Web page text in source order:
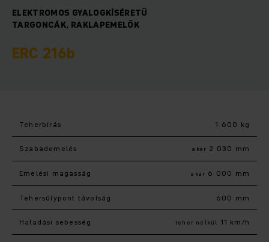
ELEKTROMOS GYALOGKÍSÉRETŰ
TARGONCÁK, RAKLAPEMELŐK
ERC 216b
Teherbírás 1 600 kg
Szabademelés akár 2 030 mm
Emelési magasság akár 6 000 mm
Tehersúlypont távolság 600 mm
Haladási sebesség teher nélkül 11 km/h